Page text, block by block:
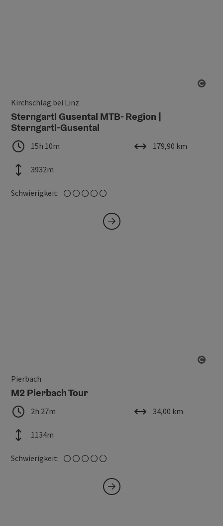
Kirchschlag bei Linz
Sterngartl Gusental MTB- Region |
Sterngartl-Gusental
Dauer 15h 10m
Höhenmeter
3932m
Länge 179,90 km
Schwierigkeit: schwer
Pierbach
M2 Pierbach Tour
Dauer 2h 27m
Höhenmeter
1134m
Länge 34,00 km
Schwierigkeit: mittel